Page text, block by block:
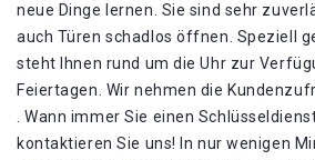
neue Dinge lernen. Sie sind sehr
auch Türen schadlos öffnen. Speziell
steht Ihnen rund um die Uhr zur
Feiertagen. Wir nehmen die
. Wann immer Sie einen
kontaktieren Sie uns! In nur wenigen